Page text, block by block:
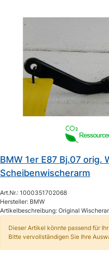
BMW 1er E87 Bj.07 orig.
Scheibenwischerarm
Art.Nr.: 1000351702068
Hersteller: BMW
Artikelbeschreibung: Original
Dieser Artikel könnte passend für
Bitte vervollständigen Sie Ihre